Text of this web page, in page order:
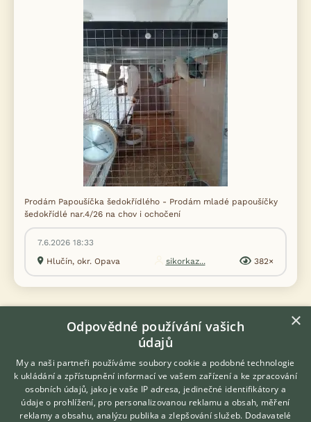
Prodám Papoušíčka šedokřídlého - Prodám mladé papoušíčky
šedokřídlé nar.4/26 na chov i ochočení
7.6.2026 18:33
Hlučín, okr. Opava
sikorkaz... 382×
Zobrazit více inzerátů (5)
DISKUSE O PAPOUŠÍČKOVI ŠEDOKŘÍDLÉM
Téma
×
Odpovědné používání vašich
údajů
My a naši partneři používáme soubory cookie a podobné technologie
k ukládání a zpřístupnění informací ve vašem zařízení a ke zpracování
osobních údajů, jako je vaše IP adresa, jedinečné identifikátory a
údaje o prohlížení, pro personalizovanou reklamu a obsah, měření
reklamy a obsahu, analýzu publika a zlepšování služeb. Dodavatelé